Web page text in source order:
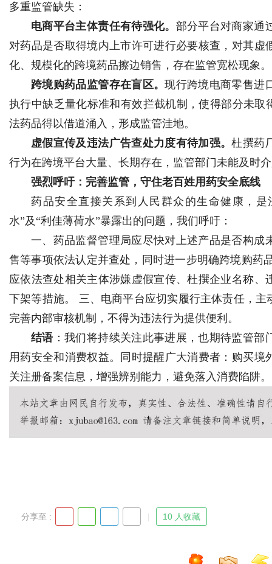
多重监管缺失：
电商平台主体责任有待强化。 部分平台对商家通
对药品是否取得境内上市许可进行必要核查，对其
化、规模化的跨境药品擦边销售，存在监管宽松现象。
跨境购药品监管存在盲区。现行跨境电商零售进
执行中缺乏量化标准和有效拦截机制，使得部分未
法药品得以借道涌入，形成监管洼地。
虚假宣传及违法广告查处力度有待加强。杜撰药
行为在跨境平台大量、长期存在，监管部门未能及时
强烈呼吁：完善监管，守住老百姓用药安全底线
药品安全直接关系到人民群众的生命健康，
水”及“利佳薄荷水”暴露出的问题，我们呼吁：
一、药品监督管理局应尽快对上述产品是否构
售等事项依法认定并查处，同时进一步明确跨境购药
应依法查处相关主体涉嫌虚假宣传、杜撰企业名称
下架等措施。 三、电商平台应切实履行主体责任，
完善内部审核机制，不得为违法行为提供便利。
结语：我们将持续关注此事进展，也期待监管
用药安全和消费权益。同时提醒广大消费者：购买
关注册备案信息，增强辨别能力，避免落入消费陷阱。
分享至 : 10 人收藏